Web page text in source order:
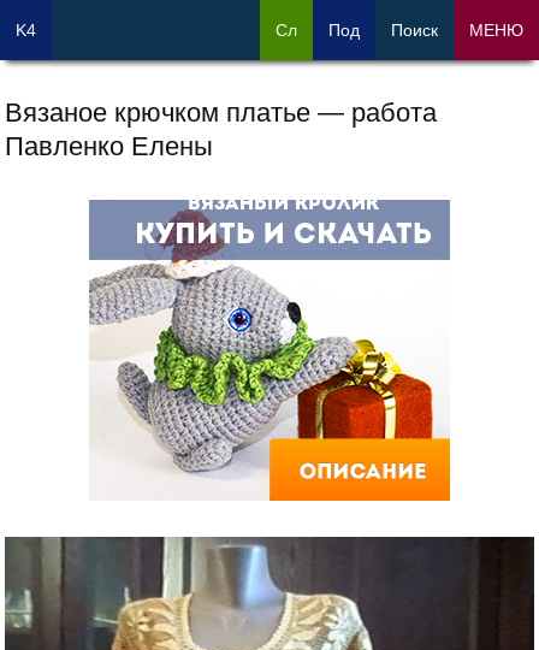
Вязаное крючком платье — работа
Павленко Елены
K4 Сл Под Поиск МЕНЮ